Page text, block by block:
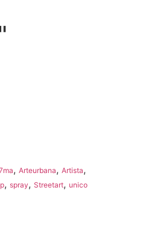
, Arteurbana, Artista,
, spray, Streetart, unico